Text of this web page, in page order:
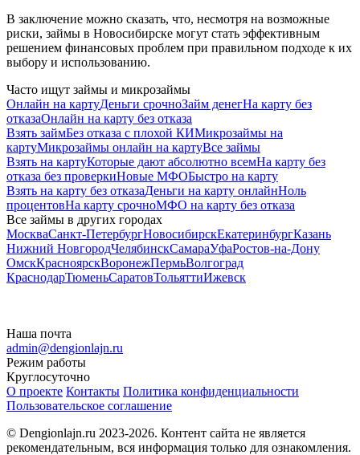
В заключение можно сказать, что, несмотря на возможные
риски, займы в Новосибирске могут стать эффективным
решением финансовых проблем при правильном подходе к их
выбору и использованию.
Часто ищут займы и микрозаймы
Онлайн на картуДеньги срочноЗайм денегНа карту без
отказаОнлайн на карту без отказа
Взять займБез отказа с плохой КИМикрозаймы на
картуМикрозаймы онлайн на картуВсе займы
Взять на картуКоторые дают абсолютно всемНа карту без
отказа без проверкиНовые МФОБыстро на карту
Взять на карту без отказаДеньги на карту онлайнНоль
процентовНа карту срочноМФО на карту без отказа
Все займы в других городах
МоскваСанкт-ПетербургНовосибирскЕкатеринбургКазань
Нижний НовгородЧелябинскСамараУфаРостов-на-Дону
ОмскКрасноярскВоронежПермьВолгоград
КраснодарТюменьСаратовТольяттиИжевск
Наша почта
admin@dengionlajn.ru
Режим работы
Круглосуточно
О проекте Контакты Политика конфиденциальности
Пользовательское соглашение
© Dengionlajn.ru 2023-2026. Контент сайта не является
рекомендательным, вся информация только для ознакомления.